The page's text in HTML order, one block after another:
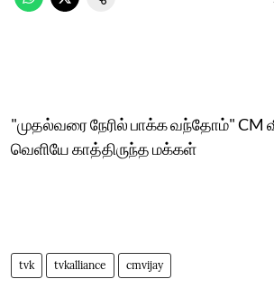
"முதல்வரை நேரில் பாக்க வந்தோம்"
வெளியே காத்திருந்த மக்கள்
tvk tvkalliance cmvijay